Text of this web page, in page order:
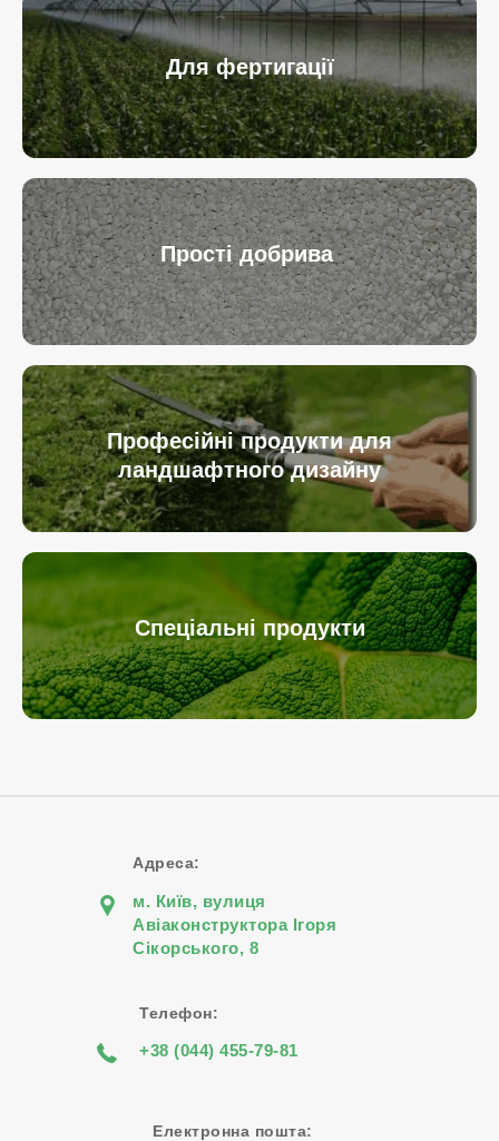
Для фертигації
Прості добрива
Професійні продукти для
ландшафтного дизайну
Спеціальні продукти
Адреса:
м. Київ, вулиця
Авіаконструктора Iгоря
Сiкорського, 8
Телефон:
+38 (044) 455-79-81
Електронна пошта: